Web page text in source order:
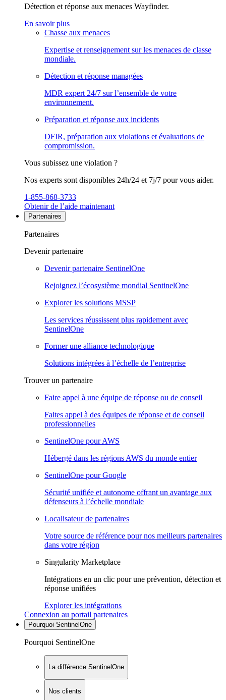
Détection et réponse aux menaces Wayfinder.
En savoir plus
Chasse aux menaces
Expertise et renseignement sur les menaces de classe
mondiale.
Détection et réponse managées
MDR expert 24/7 sur l’ensemble de votre
environnement.
Préparation et réponse aux incidents
DFIR, préparation aux violations et évaluations de
compromission.
Vous subissez une violation ?
Nos experts sont disponibles 24h/24 et 7j/7 pour vous aider.
1-855-868-3733
Obtenir de l’aide maintenant
Partenaires
Partenaires
Devenir partenaire
Devenir partenaire SentinelOne
Rejoignez l’écosystème mondial SentinelOne
Explorer les solutions MSSP
Les services réussissent plus rapidement avec
SentinelOne
Former une alliance technologique
Solutions intégrées à l’échelle de l’entreprise
Trouver un partenaire
Faire appel à une équipe de réponse ou de conseil
Faites appel à des équipes de réponse et de conseil
professionnelles
SentinelOne pour AWS
Hébergé dans les régions AWS du monde entier
SentinelOne pour Google
Sécurité unifiée et autonome offrant un avantage aux
défenseurs à l’échelle mondiale
Localisateur de partenaires
Votre source de référence pour nos meilleurs partenaires
dans votre région
Singularity Marketplace
Intégrations en un clic pour une prévention, détection et
réponse unifiées
Explorer les intégrations
Connexion au portail partenaires
Pourquoi SentinelOne
Pourquoi SentinelOne
La différence SentinelOne
Nos clients